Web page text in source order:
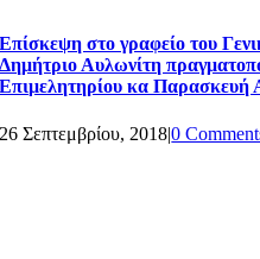
Επίσκεψη στο γραφείο του
Δημήτριο Αυλωνίτη
Επιμελητηρίου κα Παρασκευή
26 Σεπτεμβρίου, 2018|0